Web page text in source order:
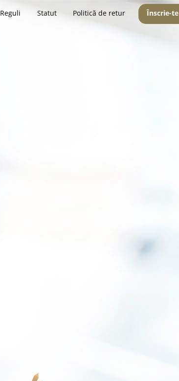
Reguli Statut Politică de retur Înscrie-te